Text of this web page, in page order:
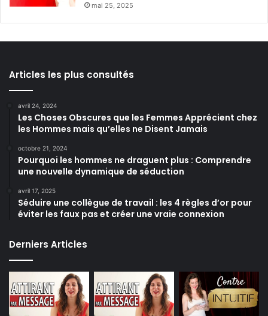
mai 25, 2025
Articles les plus consultés
avril 24, 2024
Les Choses Obscures que les Femmes Apprécient chez
les Hommes mais qu’elles ne Disent Jamais
octobre 21, 2024
Pourquoi les hommes ne draguent plus : Comprendre
une nouvelle dynamique de séduction
avril 17, 2025
Séduire une collègue de travail : les 4 règles d’or pour
éviter les faux pas et créer une vraie connexion
Derniers Articles